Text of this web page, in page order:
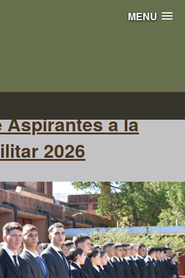
MENU
Aspirantes a la
2026